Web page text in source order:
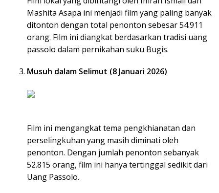
Mashita Asapa ini menjadi film yang paling banyak
ditonton dengan total penonton sebesar 54.911
orang. Film ini diangkat berdasarkan tradisi uang
passolo dalam pernikahan suku Bugis.
Musuh dalam Selimut (8 Januari 2026)
Film ini mengangkat tema pengkhianatan dan
perselingkuhan yang masih diminati oleh
penonton. Dengan jumlah penonton sebanyak
52.815 orang, film ini hanya tertinggal sedikit dari
Uang Passolo.